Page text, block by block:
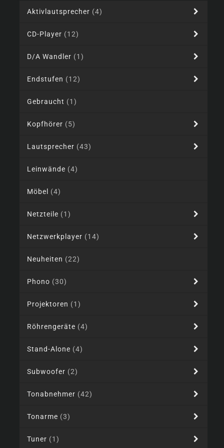
Aktivlautsprecher (4)
CD-Player (12)
D/A Wandler (1)
Endstufen (12)
Gebraucht (1)
Kopfhörer (5)
Lautsprecher (43)
Leinwände (4)
Möbel (4)
Netzteile (1)
Netzwerkplayer (14)
Neuheiten (22)
Phono (30)
Projektoren (1)
Röhrengeräte (4)
Stand-Alone (4)
Subwoofer (2)
Tonabnehmer (42)
Tonarme (3)
Tuner (1)